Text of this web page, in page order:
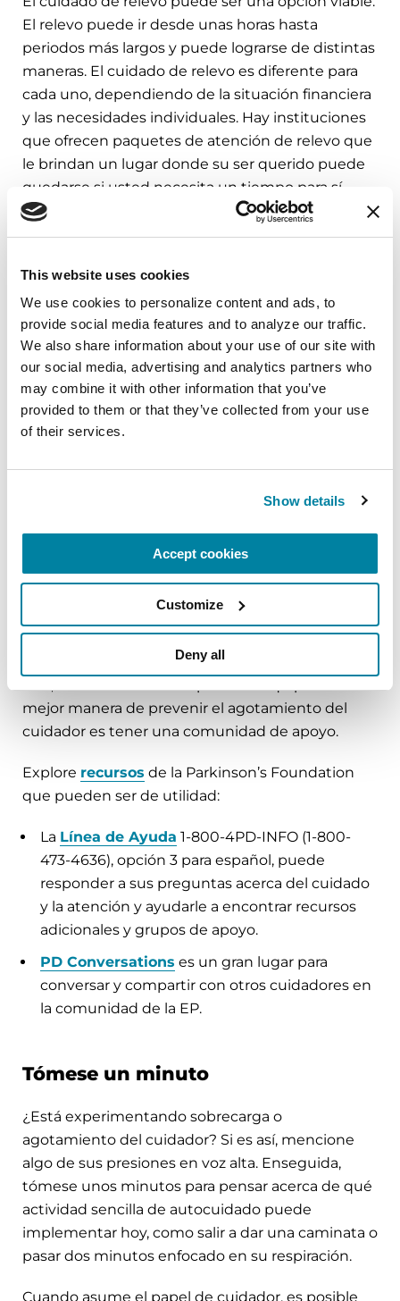
This website uses cookies
We use cookies to personalize content and ads, to
provide social media features and to analyze our traffic.
We also share information about your use of our site with
our social media, advertising and analytics partners who
may combine it with other information that you’ve
provided to them or that they’ve collected from your use
of their services.
Show details
Accept cookies
Customize
Deny all
El relevo puede ir desde unas horas hasta
periodos más largos y puede lograrse de distintas
maneras. El cuidado de relevo es diferente para
cada uno, dependiendo de la situación financiera
y las necesidades individuales. Hay instituciones
que ofrecen paquetes de atención de relevo que
le brindan un lugar donde su ser querido puede
quedarse si usted necesita un tiempo para sí
mismo. Esto suele ser de pago privado y no será
una opción para todos. Si sus finanzas están
que cooperen para su “fondo de relevo” en
cualquier festejo donde se realice un intercambio
de regalos.
También puede explorar el apoyo de cuidado en
el hogar, que suele ser por períodos más cortos.
Este puede ser un cuidador secundario. Un
cuidador secundario puede ser un profesional, a
Sea honesto acerca de sus necesidades; está bien
y es sano pedir ayuda. Recuerde que sólo porque
necesita ayuda no significa que esté fallando
como cuidador. No tiene que hacerlo todo por sí
mejor manera de prevenir el agotamiento del
cuidador es tener una comunidad de apoyo.
Explore recursos de la Parkinson’s Foundation
que pueden ser de utilidad:
La Línea de Ayuda 1-800-4PD-INFO (1-800-
473-4636), opción 3 para español, puede
responder a sus preguntas acerca del cuidado
y la atención y ayudarle a encontrar recursos
adicionales y grupos de apoyo.
PD Conversations es un gran lugar para
conversar y compartir con otros cuidadores en
la comunidad de la EP.
Tómese un minuto
¿Está experimentando sobrecarga o
agotamiento del cuidador? Si es así, mencione
algo de sus presiones en voz alta. Enseguida,
tómese unos minutos para pensar acerca de qué
actividad sencilla de autocuidado puede
implementar hoy, como salir a dar una caminata o
pasar dos minutos enfocado en su respiración.
Cuando asume el papel de cuidador, es posible